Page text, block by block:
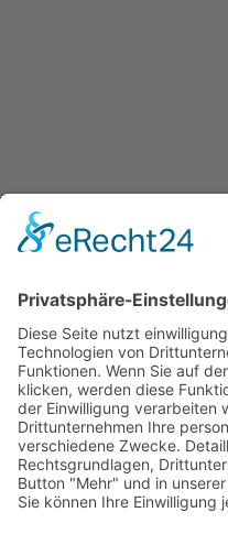
Jetzt teilen
Facebook
Pinterest
XING